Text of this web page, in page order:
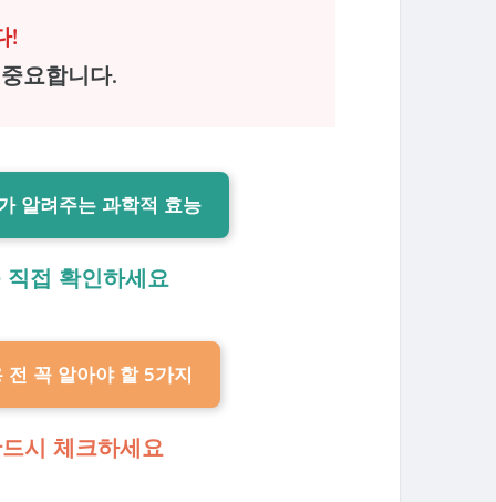
!
요합니다.
알려주는 과학적 효능
접 확인하세요
꼭 알아야 할 5가지
시 체크하세요